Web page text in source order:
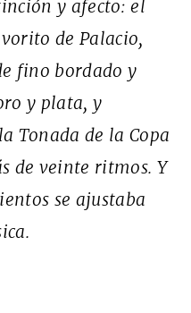
y afecto: el
de Palacio,
fino bordado y
y plata, y
Tonada de la Copa
de veinte ritmos. Y
se ajustaba